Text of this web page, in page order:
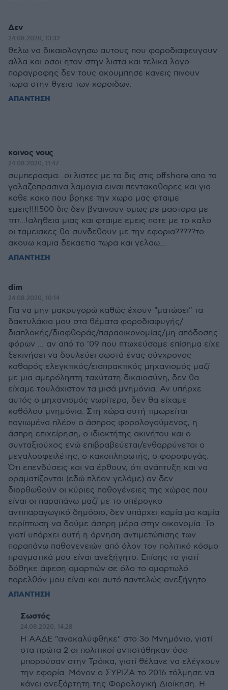
Δεν
24.08.2020, 13:32
θελω να δικαιολογησω αυτους που φοροδιαφευγουν
αλλα και οσοι ηταν στην λιστα και τελικα λογο
παραγραφης δεν τους ακουμπησε κανεις πινουν
τωρα στην θγεια των κοροιδων.
ΑΠΑΝΤΗΣΗ
κοινος νους
24.08.2020, 11:47
συμπερασμα...οι λιστες με τα δις στις offshore απο τα
γαλαζοπρασινα λαμογια ειναι πεντακαθαρες και για
καθε κακο που βρηκε την χωρα μας φταιμε
εμεις!!!!500 δις δεν βγαινουν ομως ρε μαστορα με
τπτ...!αληθεια μιας και φταιμε εμεις ποτε με το καλο
οι ταμειακες θα συνδεθουν με την εφορια?????το
ακουω καμια δεκαετια τωρα και γελαω...
ΑΠΑΝΤΗΣΗ
dim
24.08.2020, 10:14
Για να μην μακρυγορώ καθώς έχουν "ματώσει" τα
δακτυλάκια μου στα θέματα φοροδιαφυγής/
διαπλοκής/διαφθοράς/παραοικονομίας/μη απόδοσης
φόρων ... αν από το '09 που πτωχεύσαμε επίσημα είχε
ξεκινήσει να δουλεύει σωστά ένας σύγχρονος
καθαρός ελεγκτικός/εισπρακτικός μηχανισμός μαζί
με μια αμερόληπτη ταχύτατη δικαιοσύνη, δεν θα
είχαμε τουλάχιστον τα μισά μνημόνια. Αν υπήρχε
αυτός ο μηχανισμός νωρίτερα, δεν θα είχαμε
καθόλου μνημόνια. Στη χώρα αυτή τιμωρείται
παγιωμένα πλέον ο άσπρος φορολογούμενος, η
άσπρη επιχείρηση, ο ιδιοκτήτης ακινήτου και ο
συνταξιούχος ενώ επιβραβεύεται/ενθαρρύνεται ο
μεγαλοοφειλέτης, ο κακοπληρωτής, ο φοροφυγάς.
Ότι επενδύσεις και να έρθουν, ότι ανάπτυξη και να
οραματίζονται (εδώ πλέον γελάμε) αν δεν
διορθωθούν οι κύριες παθογένειες της χώρας που
είναι οι παραπάνω μαζί με το υπέρογκο
αντιπαραγωγικό δημόσιο, δεν υπάρχει καμία μα καμία
περίπτωση να δούμε άσπρη μέρα στην οικονομία. Το
γιατί υπάρχει αυτή η άρνηση αντιμετώπισης των
παραπάνω παθογενειών από όλον τον πολιτικό κόσμο
πραγματικά μου είναι ανεξήγητο. Επίσης το γιατί
δόθηκε άφεση αμαρτιών σε όλο το αμαρτωλό
παρελθόν μου είναι και αυτό παντελώς ανεξήγητο.
ΑΠΑΝΤΗΣΗ
Σωστός
24.08.2020, 14:28
Η ΑΑΔΕ "ανακαλύφθηκε" στο 3ο Μνημόνιο, γιατί
στα πρώτα 2 οι πολιτικοί αντιστάθηκαν όσο
μπορούσαν στην Τρόικα, γιατί θέλανε να ελέγχουν
την εφορία. Μόνον ο ΣΥΡΙΖΑ το 2016 τόλμησε να
κάνει ανεξάρτητη της Φορολογική Διοίκηση. Η